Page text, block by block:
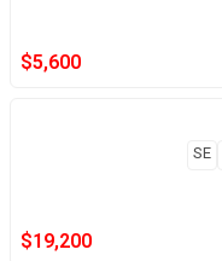
$5,600
SE
$19,200